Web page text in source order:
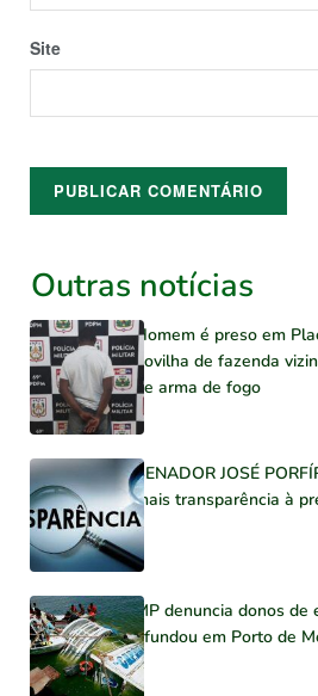
Site
Outras notícias
Homem é preso em
novilha de fazenda
de arma de fogo
SENADOR JOSÉ
mais transparência à
MP denuncia donos de
afundou em Porto de